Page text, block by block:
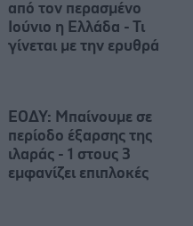
από τον περασμένο
Ιούνιο η Ελλάδα - Τι
γίνεται με την ερυθρά
ΕΟΔΥ: Μπαίνουμε σε
περίοδο έξαρσης της
ιλαράς - 1 στους 3
εμφανίζει επιπλοκές